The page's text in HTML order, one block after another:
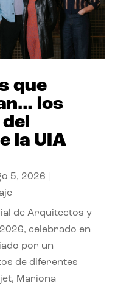
que
los
la UIA
5, 2026
de Arquitectos y
celebrado en
por un
de diferentes
Mariona